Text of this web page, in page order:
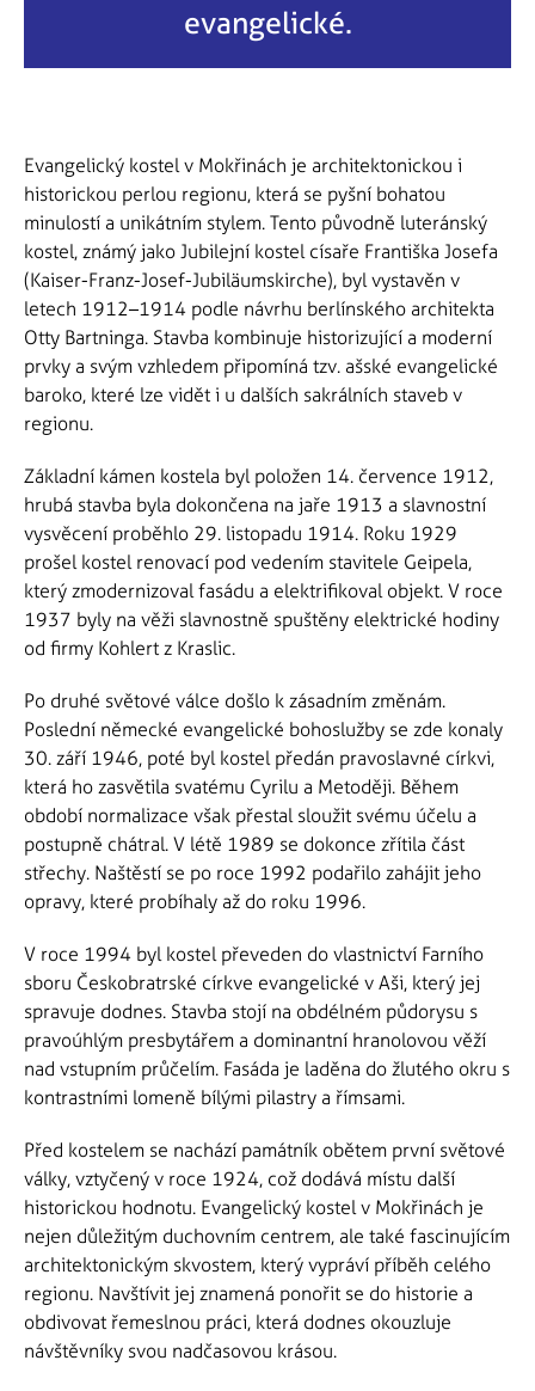
evangelické.
Evangelický kostel v Mokřinách je architektonickou i
historickou perlou regionu, která se pyšní bohatou
minulostí a unikátním stylem. Tento původně luteránský
kostel, známý jako Jubilejní kostel císaře Františka Josefa
(Kaiser-Franz-Josef-Jubiläumskirche), byl vystavěn v
letech 1912–1914 podle návrhu berlínského architekta
Otty Bartninga. Stavba kombinuje historizující a moderní
prvky a svým vzhledem připomíná tzv. ašské evangelické
baroko, které lze vidět i u dalších sakrálních staveb v
regionu.
Základní kámen kostela byl položen 14. července 1912,
hrubá stavba byla dokončena na jaře 1913 a slavnostní
vysvěcení proběhlo 29. listopadu 1914. Roku 1929
prošel kostel renovací pod vedením stavitele Geipela,
který zmodernizoval fasádu a elektrifikoval objekt. V roce
1937 byly na věži slavnostně spuštěny elektrické hodiny
od firmy Kohlert z Kraslic.
Po druhé světové válce došlo k zásadním změnám.
Poslední německé evangelické bohoslužby se zde konaly
30. září 1946, poté byl kostel předán pravoslavné církvi,
která ho zasvětila svatému Cyrilu a Metoději. Během
období normalizace však přestal sloužit svému účelu a
postupně chátral. V létě 1989 se dokonce zřítila část
střechy. Naštěstí se po roce 1992 podařilo zahájit jeho
opravy, které probíhaly až do roku 1996.
V roce 1994 byl kostel převeden do vlastnictví Farního
sboru Českobratrské církve evangelické v Aši, který jej
spravuje dodnes. Stavba stojí na obdélném půdorysu s
pravoúhlým presbytářem a dominantní hranolovou věží
nad vstupním průčelím. Fasáda je laděna do žlutého okru s
kontrastními lomeně bílými pilastry a římsami.
Před kostelem se nachází památník obětem první světové
války, vztyčený v roce 1924, což dodává místu další
historickou hodnotu. Evangelický kostel v Mokřinách je
nejen důležitým duchovním centrem, ale také fascinujícím
architektonickým skvostem, který vypráví příběh celého
regionu. Navštívit jej znamená ponořit se do historie a
obdivovat řemeslnou práci, která dodnes okouzluje
návštěvníky svou nadčasovou krásou.